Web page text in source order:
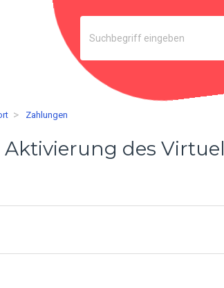
Zahlungen
des